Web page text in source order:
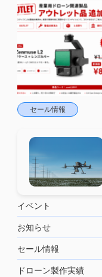
セール情報
イベント
お知らせ
セール情報
ドローン製作実績